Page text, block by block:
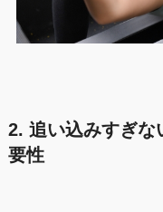
2. 追い込みすぎな
要性